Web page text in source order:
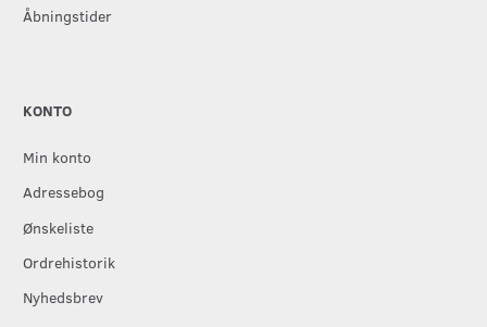
Åbningstider
KONTO
Min konto
Adressebog
Ønskeliste
Ordrehistorik
Nyhedsbrev